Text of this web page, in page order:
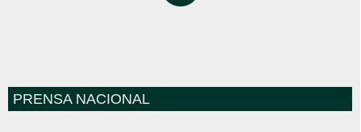
PRENSA NACIONAL